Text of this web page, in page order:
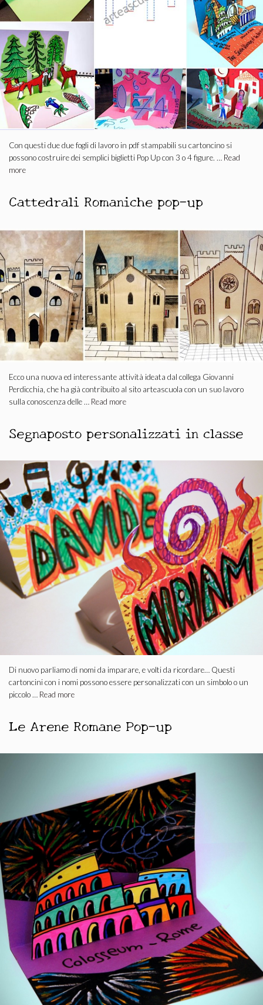
Con questi due due fogli di lavoro in pdf stampabili su cartoncino si
possono costruire dei semplici biglietti Pop Up con 3 o 4 figure. … Read
more
Cattedrali Romaniche pop-up
Ecco una nuova ed interessante attività ideata dal collega Giovanni
Perdicchia, che ha già contribuito al sito arteascuola con un suo lavoro
sulla conoscenza delle … Read more
Segnaposto personalizzati in classe
Di nuovo parliamo di nomi da imparare, e volti da ricordare… Questi
cartoncini con i nomi possono essere personalizzati con un simbolo o un
piccolo … Read more
Le Arene Romane Pop-up